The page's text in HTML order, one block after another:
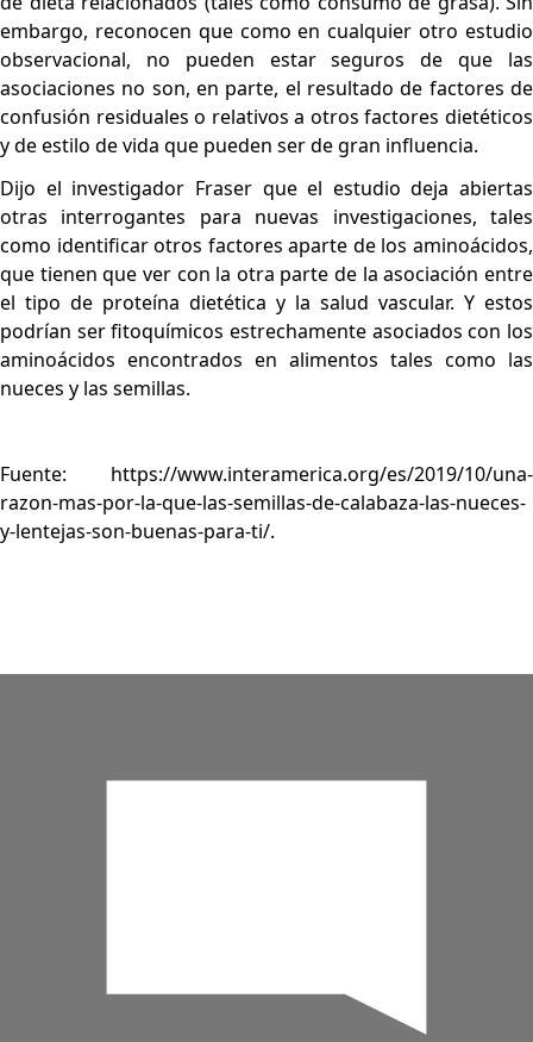
embargo, reconocen que como en cualquier otro estudio
observacional, no pueden estar seguros de que las
asociaciones no son, en parte, el resultado de factores de
confusión residuales o relativos a otros factores dietéticos
y de estilo de vida que pueden ser de gran influencia.
Dijo el investigador Fraser que el estudio deja abiertas
otras interrogantes para nuevas investigaciones, tales
como identificar otros factores aparte de los aminoácidos,
que tienen que ver con la otra parte de la asociación entre
el tipo de proteína dietética y la salud vascular. Y estos
podrían ser fitoquímicos estrechamente asociados con los
aminoácidos encontrados en alimentos tales como las
nueces y las semillas.
Fuente: https://www.interamerica.org/es/2019/10/una-
razon-mas-por-la-que-las-semillas-de-calabaza-las-nueces-
y-lentejas-son-buenas-para-ti/.